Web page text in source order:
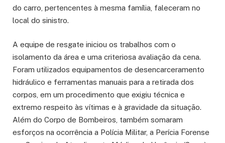
do carro, pertencentes à mesma família, faleceram no
local do sinistro.
A equipe de resgate iniciou os trabalhos com o
isolamento da área e uma criteriosa avaliação da cena.
Foram utilizados equipamentos de desencarceramento
hidráulico e ferramentas manuais para a retirada dos
corpos, em um procedimento que exigiu técnica e
extremo respeito às vítimas e à gravidade da situação.
Além do Corpo de Bombeiros, também somaram
esforços na ocorrência a Polícia Militar, a Perícia Forense